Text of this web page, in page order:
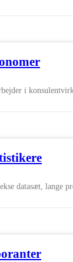
i
datasæt, lange